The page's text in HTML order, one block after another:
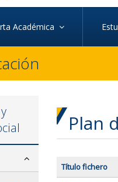
Académica
Plan
Título fichero